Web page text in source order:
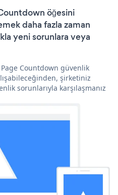
öğesini
daha fazla zaman
yeni sorunlara veya
Countdown güvenlik
şirketiniz
sorunlarıyla karşılaşmanız